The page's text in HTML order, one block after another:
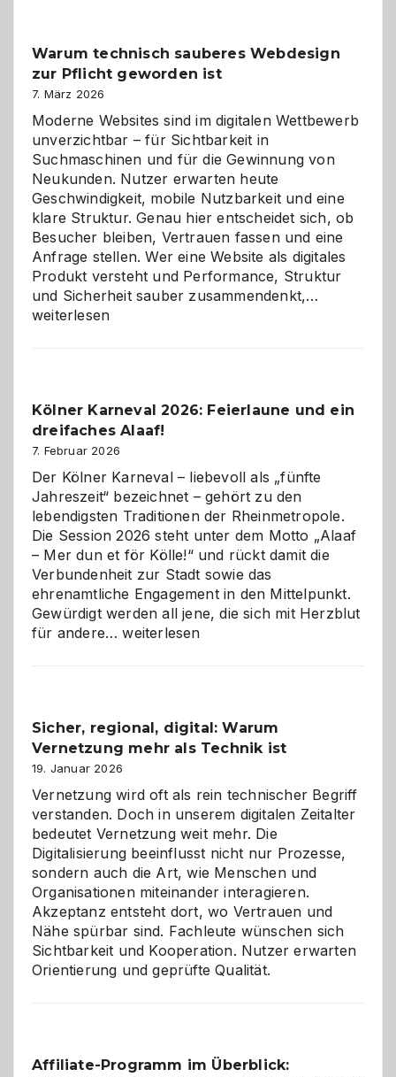
den
Logikrätseln
Warum technisch sauberes Webdesign
zur Pflicht geworden ist
7. März 2026
Moderne Websites sind im digitalen Wettbewerb
unverzichtbar – für Sichtbarkeit in
Suchmaschinen und für die Gewinnung von
Neukunden. Nutzer erwarten heute
Geschwindigkeit, mobile Nutzbarkeit und eine
klare Struktur. Genau hier entscheidet sich, ob
Besucher bleiben, Vertrauen fassen und eine
Anfrage stellen. Wer eine Website als digitales
Produkt versteht und Performance, Struktur
und Sicherheit sauber zusammendenkt,…
geworden
weiterlesen
Kölner Karneval 2026: Feierlaune und ein
dreifaches Alaaf!
7. Februar 2026
Der Kölner Karneval – liebevoll als „fünfte
Jahreszeit“ bezeichnet – gehört zu den
lebendigsten Traditionen der Rheinmetropole.
Die Session 2026 steht unter dem Motto „Alaaf
– Mer dun et för Kölle!“ und rückt damit die
Verbundenheit zur Stadt sowie das
ehrenamtliche Engagement in den Mittelpunkt.
Gewürdigt werden all jene, die sich mit Herzblut
für andere…Kölner
ein
dreifaches
Alaaf!
weiterlesen
Sicher, regional, digital: Warum
Vernetzung mehr als Technik ist
19. Januar 2026
Vernetzung wird oft als rein technischer Begriff
verstanden. Doch in unserem digitalen Zeitalter
bedeutet Vernetzung weit mehr. Die
Digitalisierung beeinflusst nicht nur Prozesse,
sondern auch die Art, wie Menschen und
Organisationen miteinander interagieren.
Akzeptanz entsteht dort, wo Vertrauen und
Nähe spürbar sind. Fachleute wünschen sich
Sichtbarkeit und Kooperation. Nutzer erwarten
Orientierung und geprüfte Qualität.
Affiliate-Programm im Überblick: